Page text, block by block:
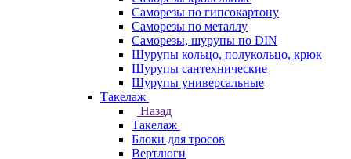
Саморезы по гипсокартону
Саморезы по металлу
Саморезы, шурупы по DIN
Шурупы кольцо, полукольцо, крюк
Шурупы сантехнические
Шурупы универсальные
Такелаж
Назад
Такелаж
Блоки для тросов
Вертлюги